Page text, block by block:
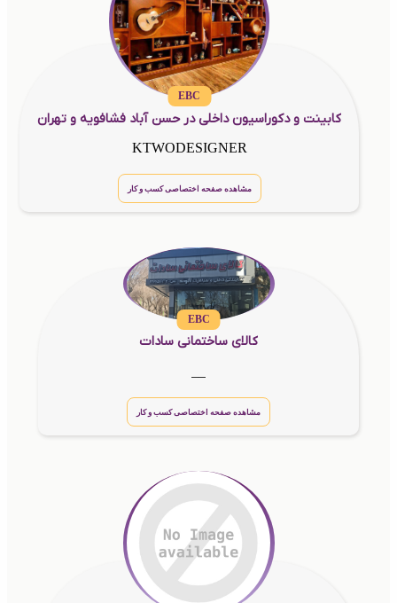
EBC
کابینت و دکوراسیون داخلی در حسن آباد فشافویه و تهران
KTWODESIGNER
مشاهده صفحه اختصاصی کسب و کار
EBC
کالای ساختمانی سادات
مشاهده صفحه اختصاصی کسب و کار